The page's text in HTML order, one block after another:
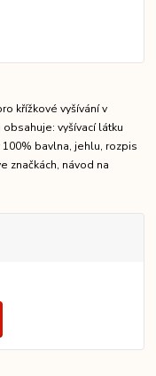
křížkové vyšívání v
obsahuje: vyšívací látku
bavlna, jehlu, rozpis
značkách, návod na